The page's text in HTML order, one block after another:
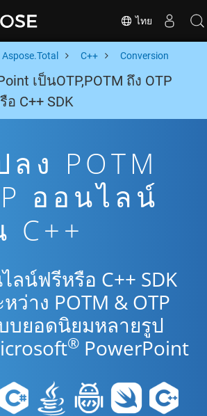
ไทย
Aspose.Total C++ Conversion
เป็นOTP,POTM ถึง OTP
C++ SDK
ง POTM
ออนไลน์
C++
ลน์ฟรีหรือ C++ SDK
ว่าง POTM & OTP
บยอดนิยมหลายรูป
® PowerPoint